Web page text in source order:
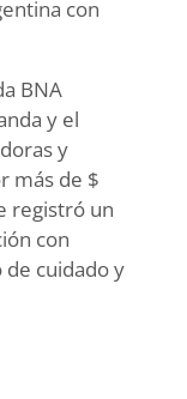
con
BNA
y el
y
más de $
registró un
con
cuidado y